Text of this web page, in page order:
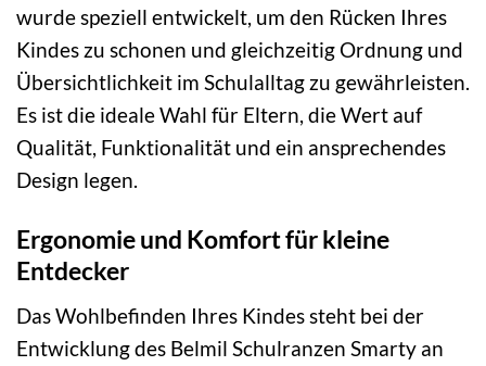
wurde speziell entwickelt, um den Rücken Ihres
Kindes zu schonen und gleichzeitig Ordnung und
Übersichtlichkeit im Schulalltag zu gewährleisten.
Es ist die ideale Wahl für Eltern, die Wert auf
Qualität, Funktionalität und ein ansprechendes
Design legen.
Ergonomie und Komfort für kleine
Entdecker
Das Wohlbefinden Ihres Kindes steht bei der
Entwicklung des Belmil Schulranzen Smarty an